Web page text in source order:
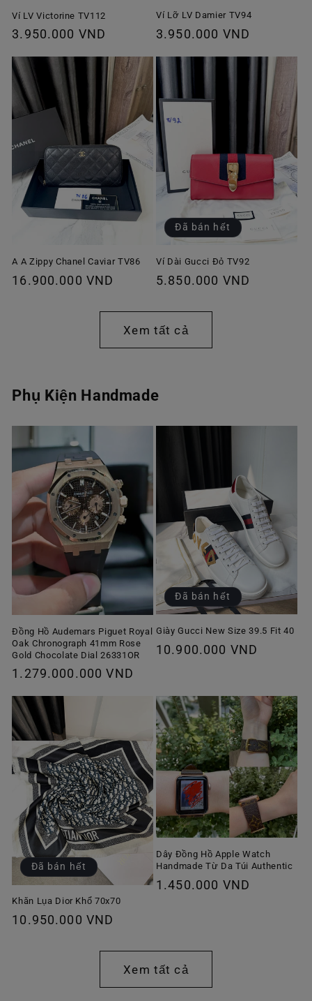
Ví LV Victorine TV112
Giá
thường
3.950.000 VND
Ví Lỡ LV Damier TV94
Giá
thường
3.950.000 VND
A A Zippy Chanel Caviar TV86
Giá
16.900.000 VND
Đã bán hết
Ví Dài Gucci Đỏ TV92
Giá
thường
5.850.000 VND
Xem tất cả
Phụ Kiện Handmade
Đồng Hồ Audemars Piguet Royal
Oak Chronograph 41mm Rose
Gold Chocolate Dial 26331OR
Giá
thường
1.279.000.000 VND
Đã bán hết
Giày Gucci New Size 39.5 Fit 40
Giá
10.900.000 VND
Đã bán hết
Khăn Lụa Dior Khổ 70x70
Giá
10.950.000 VND
Dây Đồng Hồ Apple Watch
Handmade Từ Da Túi Authentic
Giá
1.450.000 VND
Xem tất cả